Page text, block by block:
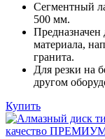
Сегментный
500 мм.
Предназначен
материала,
гранита.
Для резки на
другом
Купить